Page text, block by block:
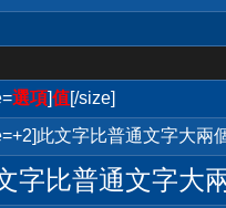
選項]值[/size]
此文字比普通文字大兩
字比普通文字大